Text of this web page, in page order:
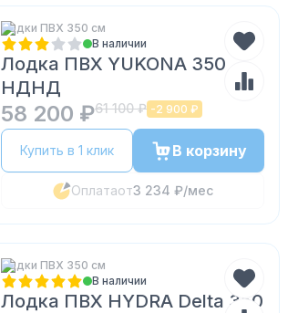
Лодки ПВХ 350 см
В наличии
Лодка ПВХ YUKONA 350
НДНД
58 200 ₽61 100 ₽ -2 900 ₽
Купить в 1 клик В корзину
Оплатаот3 234 ₽/мес
Лодки ПВХ 350 см
В наличии
Лодка ПВХ HYDRA Delta 350